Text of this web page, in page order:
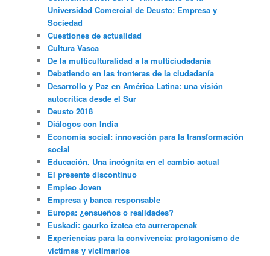
Universidad Comercial de Deusto: Empresa y
Sociedad
Cuestiones de actualidad
Cultura Vasca
De la multiculturalidad a la multiciudadania
Debatiendo en las fronteras de la ciudadanía
Desarrollo y Paz en América Latina: una visión
autocrítica desde el Sur
Deusto 2018
Diálogos con India
Economía social: innovación para la transformación
social
Educación. Una incógnita en el cambio actual
El presente discontinuo
Empleo Joven
Empresa y banca responsable
Europa: ¿ensueños o realidades?
Euskadi: gaurko izatea eta aurrerapenak
Experiencias para la convivencia: protagonismo de
víctimas y victimarios